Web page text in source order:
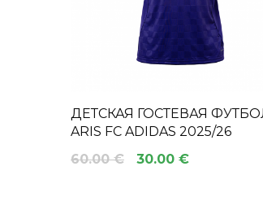
ДЕТСКАЯ ГОСТЕВАЯ
ARIS FC ADIDAS 2025/26
60.00 €
30.00 €